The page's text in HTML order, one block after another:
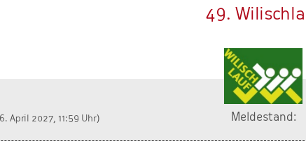
49.
Meldestand:
April 2027, 11:59 Uhr)